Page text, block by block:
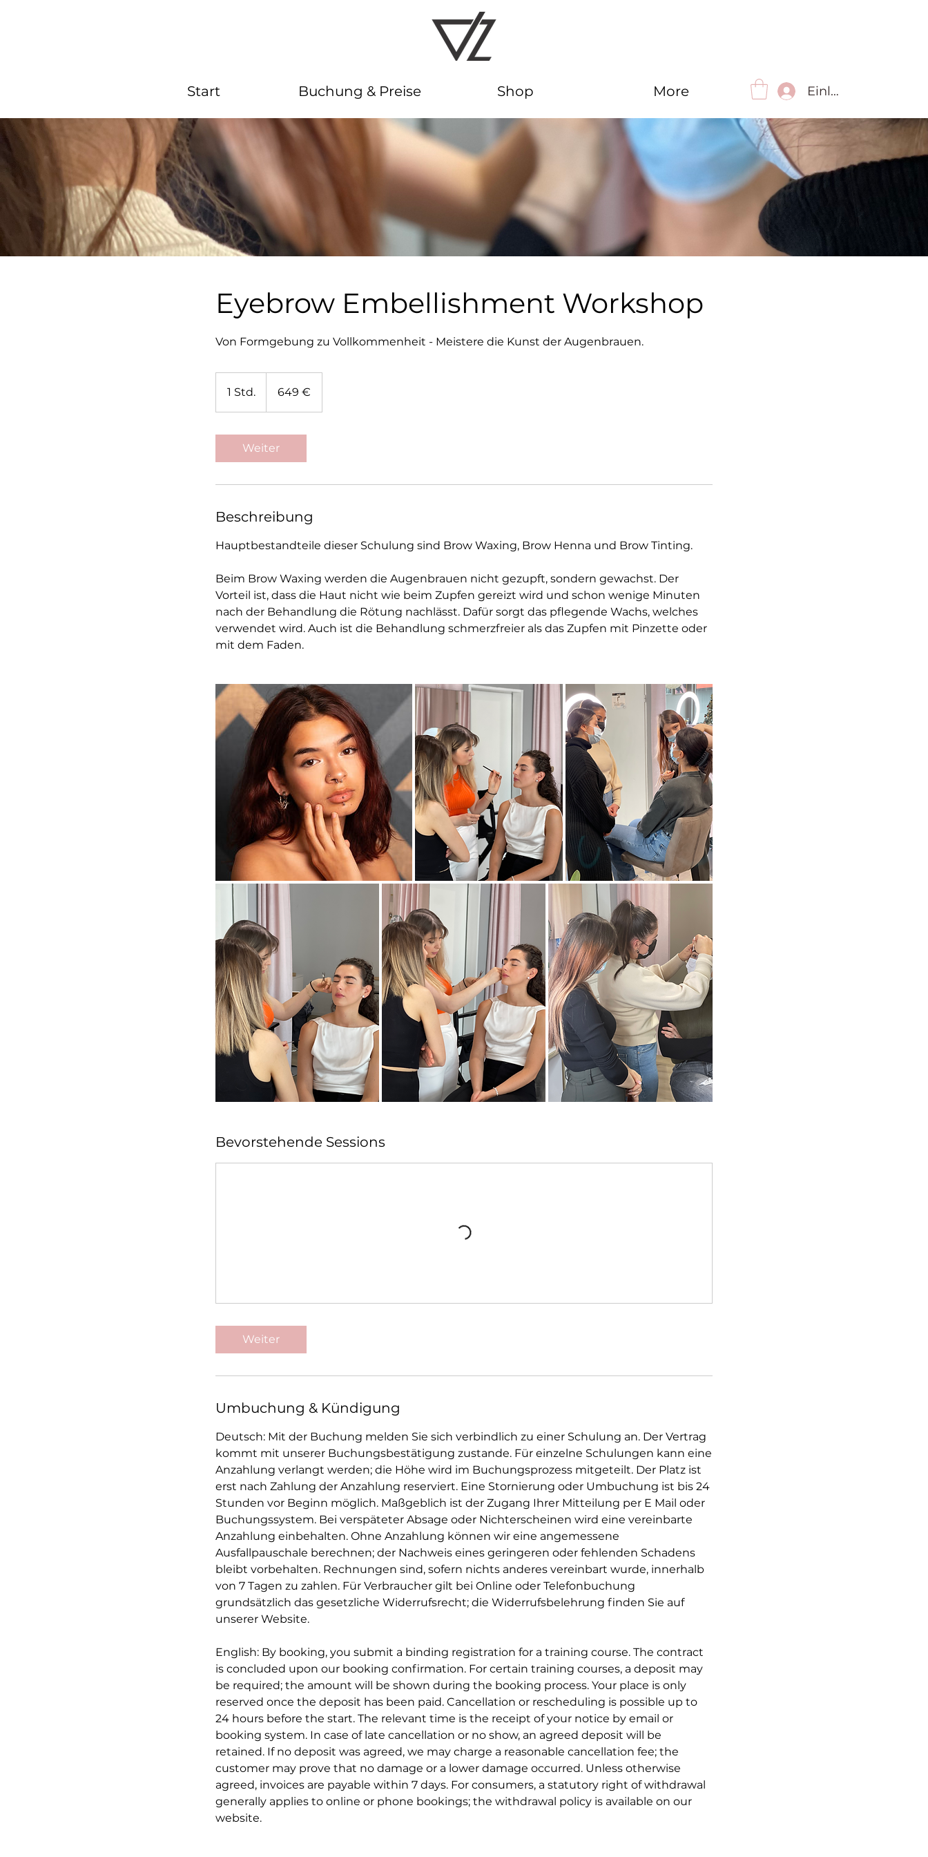
Start Buchung & Preise Shop More Einloggen
Eyebrow Embellishment Workshop
Von Formgebung zu Vollkommenheit - Meistere die Kunst der Augenbrauen.
1 Std.
d
649 €
Weiter
Beschreibung
Hauptbestandteile dieser Schulung sind Brow Waxing, Brow Henna und Brow Tinting.
Beim Brow Waxing werden die Augenbrauen nicht gezupft, sondern gewachst. Der
Vorteil ist, dass die Haut nicht wie beim Zupfen gereizt wird und schon wenige Minuten
nach der Behandlung die Rötung nachlässt. Dafür sorgt das pflegende Wachs, welches
verwendet wird. Auch ist die Behandlung schmerzfreier als das Zupfen mit Pinzette oder
mit dem Faden.
Bevorstehende Sessions
Weiter
Umbuchung & Kündigung
Deutsch: Mit der Buchung melden Sie sich verbindlich zu einer Schulung an. Der Vertrag
kommt mit unserer Buchungsbestätigung zustande. Für einzelne Schulungen kann eine
Anzahlung verlangt werden; die Höhe wird im Buchungsprozess mitgeteilt. Der Platz ist
erst nach Zahlung der Anzahlung reserviert. Eine Stornierung oder Umbuchung ist bis 24
Stunden vor Beginn möglich. Maßgeblich ist der Zugang Ihrer Mitteilung per E Mail oder
Buchungssystem. Bei verspäteter Absage oder Nichterscheinen wird eine vereinbarte
Anzahlung einbehalten. Ohne Anzahlung können wir eine angemessene
Ausfallpauschale berechnen; der Nachweis eines geringeren oder fehlenden Schadens
bleibt vorbehalten. Rechnungen sind, sofern nichts anderes vereinbart wurde, innerhalb
von 7 Tagen zu zahlen. Für Verbraucher gilt bei Online oder Telefonbuchung
grundsätzlich das gesetzliche Widerrufsrecht; die Widerrufsbelehrung finden Sie auf
unserer Website.
English: By booking, you submit a binding registration for a training course. The contract
is concluded upon our booking confirmation. For certain training courses, a deposit may
be required; the amount will be shown during the booking process. Your place is only
reserved once the deposit has been paid. Cancellation or rescheduling is possible up to
24 hours before the start. The relevant time is the receipt of your notice by email or
booking system. In case of late cancellation or no show, an agreed deposit will be
retained. If no deposit was agreed, we may charge a reasonable cancellation fee; the
customer may prove that no damage or a lower damage occurred. Unless otherwise
agreed, invoices are payable within 7 days. For consumers, a statutory right of withdrawal
generally applies to online or phone bookings; the withdrawal policy is available on our
website.